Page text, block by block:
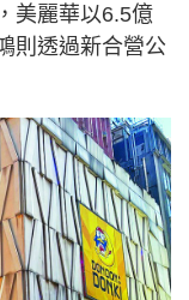
美麗華以6.5億
則透過新合營公